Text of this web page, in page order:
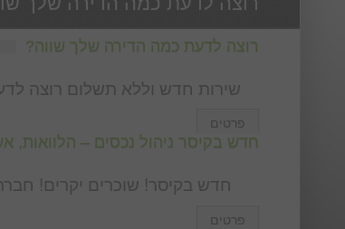
רוצה לדעת כמה הדירה שלך שווה?
שירות חדש וללא תשלום רוצה
פרטים
חדש בקיסר ניהול נכסים – הלוואות,
חדש בקיסר! שוכרים יקרים!
פרטים